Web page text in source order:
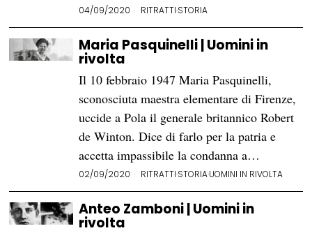
04/09/2020 RITRATTI·STORIA
Maria Pasquinelli | Uomini in
rivolta
Il 10 febbraio 1947 Maria Pasquinelli,
sconosciuta maestra elementare di Firenze,
uccide a Pola il generale britannico Robert
de Winton. Dice di farlo per la patria e
accetta impassibile la condanna a…
02/09/2020 RITRATTI·STORIA·UOMINI IN RIVOLTA
Anteo Zamboni | Uomini in
rivolta